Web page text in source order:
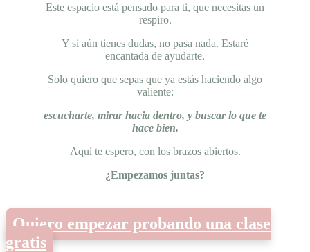
Este espacio está pensado para ti, que necesitas un
respiro.
Y si aún tienes dudas, no pasa nada. Estaré
encantada de ayudarte.
Solo quiero que sepas que ya estás haciendo algo
valiente:
escucharte, mirar hacia dentro, y buscar lo que te
hace bien.
Aquí te espero, con los brazos abiertos.
¿Empezamos juntas?
Quiero empezar probando una clase
gratis